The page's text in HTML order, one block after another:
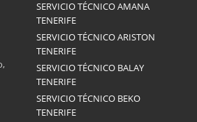
SERVICIO TÉCNICO AMANA
TENERIFE
SERVICIO TÉCNICO ARISTON
TENERIFE
SERVICIO TÉCNICO BALAY
TENERIFE
SERVICIO TÉCNICO BEKO
TENERIFE